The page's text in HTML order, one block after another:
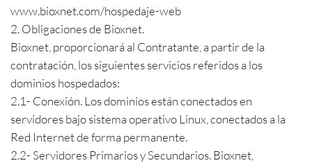
www.bioxnet.com/hospedaje-web
2. Obligaciones de Bioxnet.
Bioxnet, proporcionará al Contratante, a partir de la
contratación, los siguientes servicios referidos a los
dominios hospedados:
2.1- Conexión. Los dominios están conectados en
servidores bajo sistema operativo Linux, conectados a la
Red Internet de forma permanente.
2.2- Servidores Primarios y Secundarios. Bioxnet,